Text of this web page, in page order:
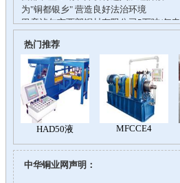
热门推荐
中华铜业网声明：